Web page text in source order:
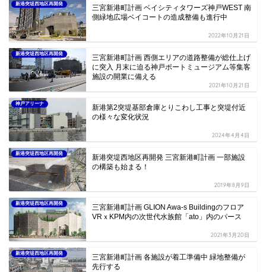
新港突堤西地区再開発
三宮新港町計画 ベイシティタワーズ神戸WEST 南
側緑地広場ベイコートの造成整備も進行中
2022年10月21日
新港突堤西地区再開発
三宮新港町計画 西側エリアの道路整備が総仕上げ
に突入 月末に迫る神戸ポートミュージアム等集客
施設の開業に備える
2021年10月21日
神戸アリーナ
新港第2突堤基部倉庫とりこわし工事と突堤付近
の様々な変化状況
2024年4月4日
新港突堤西地区再開発
新港突堤西地区再開発 三宮新港町計画 一部施設
の構築も始まる！
2019年8月9日
新港突堤西地区再開発
三宮新港町計画 GLION Awa-s Buildingのフロア
VRｘKPM内の次世代水族館「ato」内のパース
2021年3月20日
新港突堤西地区再開発
三宮新港町計画 各施設が着工準備中 緑地整備が
先行する